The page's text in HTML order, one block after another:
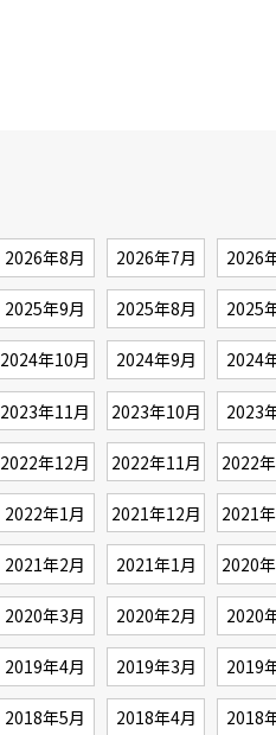
2026年8月 2026年7月 2026
2025年9月 2025年8月 2025
2024年10月 2024年9月 2024
2023年11月 2023年10月 2023
2022年12月 2022年11月 2022
2022年1月 2021年12月 2021
2021年2月 2021年1月 2020
2020年3月 2020年2月 2020
2019年4月 2019年3月 2019
2018年5月 2018年4月 2018